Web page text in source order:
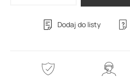
Dodaj do listy